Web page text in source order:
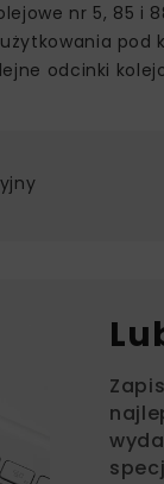
nr 5, 85
pod
odcinki